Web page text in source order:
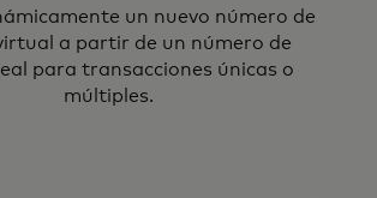
un nuevo número de
a partir de un número de
para transacciones únicas o
múltiples.